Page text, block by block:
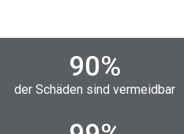
90%
der Schäden sind vermeidbar